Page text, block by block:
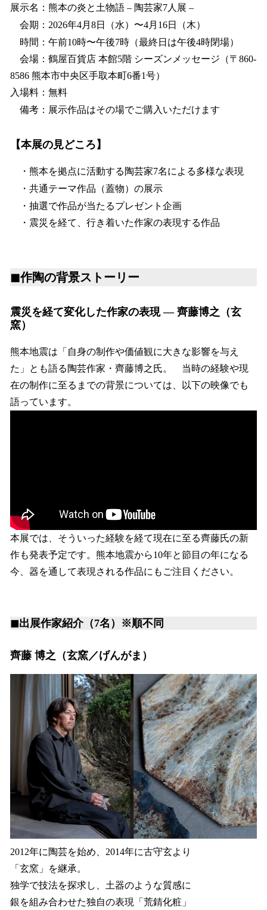
展示名：熊本の炎と土物語 – 陶芸家7人展 –
会期：2026年4月8日（水）〜4月16日（木）
時間：午前10時〜午後7時（最終日は午後4時閉場）
会場：鶴屋百貨店 本館5階 シーズンメッセージ（〒860-
8586 熊本市中央区手取本町6番1号）
入場料：無料
備考：展示作品はその場でご購入いただけます
【本展の見どころ】
・熊本を拠点に活動する陶芸家7名による多様な表現
・共通テーマ作品（蓋物）の展示
・抽選で作品が当たるプレゼント企画
・震災を経て、行き着いた作家の表現する作品
◼︎作陶の背景ストーリー
震災を経て変化した作家の表現 ― 齊藤博之（玄
窯）
熊本地震は「自身の制作や価値観に大きな影響を与え
た」とも語る陶芸作家・齊藤博之氏。 当時の経験や現
在の制作に至るまでの背景については、以下の映像でも
語っています。
本展では、そういった経験を経て現在に至る齊藤氏の新
作も発表予定です。熊本地震から10年と節目の年になる
今、器を通して表現される作品にもご注目ください。
◼︎出展作家紹介（7名）※順不同
齊藤 博之（玄窯／げんがま）
2012年に陶芸を始め、2014年に古守玄より
「玄窯」を継承。
独学で技法を探求し、土器のような質感に
銀を組み合わせた独自の表現「荒錆化粧」